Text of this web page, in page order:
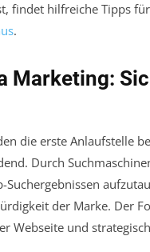
findet hilfreiche Tipps
.
Marketing:
die erste Anlaufstelle
Durch
Suchergebnissen
der Marke. Der
Webseite und